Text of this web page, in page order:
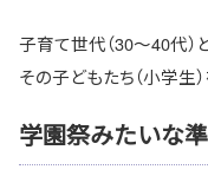
子育て世代（30〜40代）
その子どもたち（小学生
学園祭みたいな